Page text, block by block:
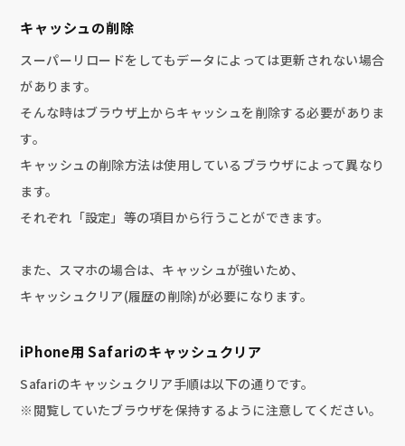
キャッシュの削除
スーパーリロードをしてもデータによっては更新されない場合
があります。
そんな時はブラウザ上からキャッシュを削除する必要がありま
す。
キャッシュの削除方法は使用しているブラウザによって異なり
ます。
それぞれ「設定」等の項目から行うことができます。
また、スマホの場合は、キャッシュが強いため、
キャッシュクリア(履歴の削除)が必要になります。
iPhone用 Safariのキャッシュクリア
Safariのキャッシュクリア手順は以下の通りです。
※閲覧していたブラウザを保持するように注意してください。